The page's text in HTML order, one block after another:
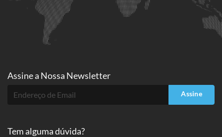
Assine a Nossa Newsletter
Assine
Tem alguma dúvida?